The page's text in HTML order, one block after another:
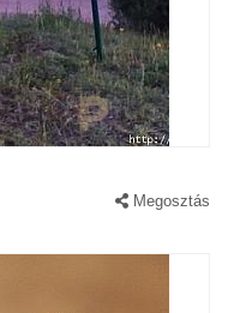
Megosztás